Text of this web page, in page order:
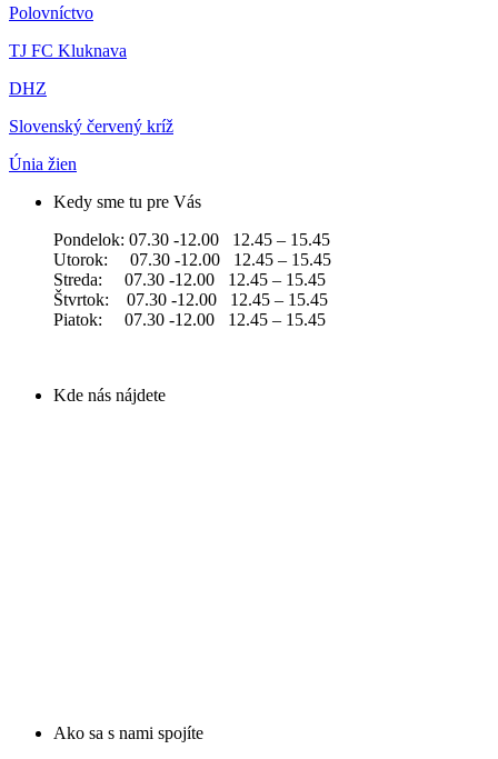
Polovníctvo
TJ FC Kluknava
DHZ
Slovenský červený kríž
Únia žien
Kedy sme tu pre Vás
Pondelok: 07.30 -12.00 12.45 – 15.45
Utorok: 07.30 -12.00 12.45 – 15.45
Streda: 07.30 -12.00 12.45 – 15.45
Štvrtok: 07.30 -12.00 12.45 – 15.45
Piatok: 07.30 -12.00 12.45 – 15.45
Kde nás nájdete
Ako sa s nami spojíte